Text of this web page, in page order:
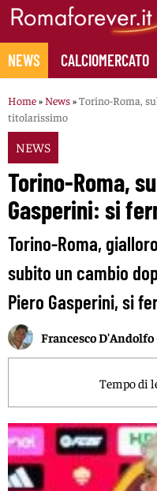
Skip
content
NEWS CALCIOMERCATO
Home» News»Torino-Roma,
titolarissimo
NEWS
Torino-Roma,
Gasperini: si
Torino-Roma,
subito un cambio
Piero Gasperini, si
Francesco D'Andolfo
Tempo di